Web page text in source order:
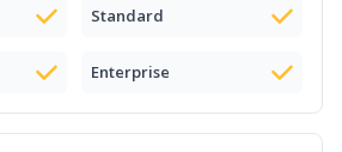
Standard
Enterprise